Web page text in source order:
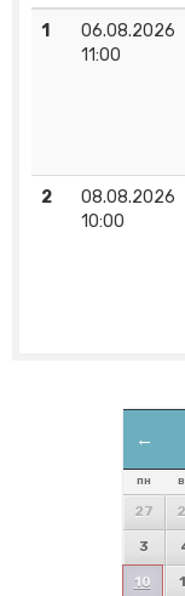
1
06.08.2026
11:00
2
08.08.2026
10:00
←
ПН
27
3
10